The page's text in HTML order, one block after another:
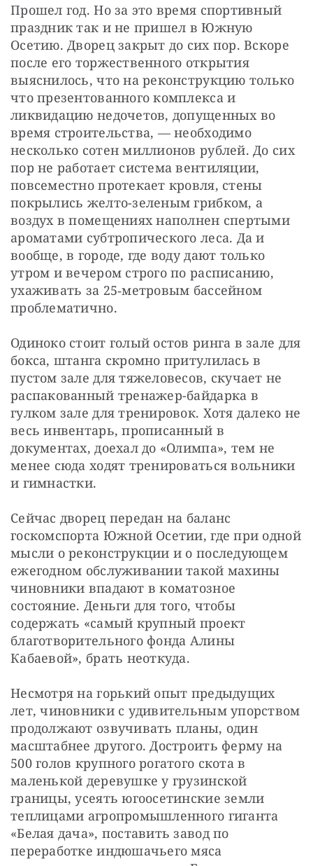
Прошел год. Но за это время спортивный
праздник так и не пришел в Южную
Осетию. Дворец закрыт до сих пор. Вскоре
после его торжественного открытия
выяснилось, что на реконструкцию только
что презентованного комплекса и
ликвидацию недочетов, допущенных во
время строительства, — необходимо
несколько сотен миллионов рублей. До сих
пор не работает система вентиляции,
повсеместно протекает кровля, стены
покрылись желто-зеленым грибком, а
воздух в помещениях наполнен спертыми
ароматами субтропического леса. Да и
вообще, в городе, где воду дают только
утром и вечером строго по расписанию,
ухаживать за 25‑метровым бассейном
проблематично.
Одиноко стоит голый остов ринга в зале для
бокса, штанга скромно притулилась в
пустом зале для тяжеловесов, скучает не
распакованный тренажер-байдарка в
гулком зале для тренировок. Хотя далеко не
весь инвентарь, прописанный в
документах, доехал до «Олимпа», тем не
менее сюда ходят тренироваться вольники
и гимнастки.
Сейчас дворец передан на баланс
госкомспорта Южной Осетии, где при одной
мысли о реконструкции и о последующем
ежегодном обслуживании такой махины
чиновники впадают в коматозное
состояние. Деньги для того, чтобы
содержать «самый крупный проект
благотворительного фонда Алины
Кабаевой», брать неоткуда.
Несмотря на горький опыт предыдущих
лет, чиновники с удивительным упорством
продолжают озвучивать планы, один
масштабнее другого. Достроить ферму на
500 голов крупного рогатого скота в
маленькой деревушке у грузинской
границы, усеять югоосетинские земли
теплицами агропромышленного гиганта
«Белая дача», поставить завод по
переработке индюшачьего мяса